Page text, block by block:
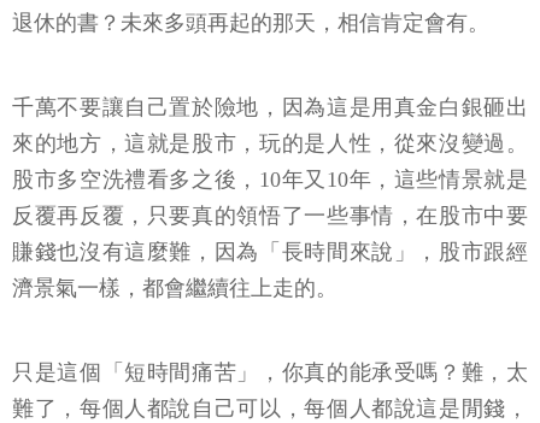
退休的書？未來多頭再起的那天，相信肯定會有。
千萬不要讓自己置於險地，因為這是用真金白銀砸出
來的地方，這就是股市，玩的是人性，從來沒變過。
股市多空洗禮看多之後，10年又10年，這些情景就是
反覆再反覆，只要真的領悟了一些事情，在股市中要
賺錢也沒有這麼難，因為「長時間來說」，股市跟經
濟景氣一樣，都會繼續往上走的。
只是這個「短時間痛苦」，你真的能承受嗎？難，太
難了，每個人都說自己可以，每個人都說這是閒錢，